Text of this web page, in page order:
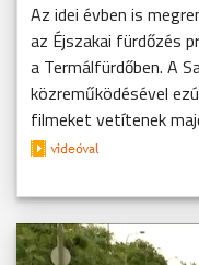
Az idei évben is
az Éjszakai fürdőzés
a Termálfürdőben. A
közreműködésével
filmeket vetítenek